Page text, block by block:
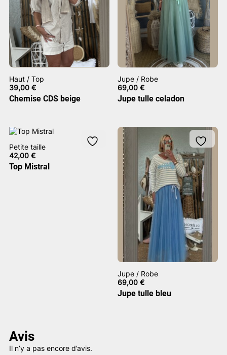
Haut / Top
39,00 €
Chemise CDS beige
Jupe / Robe
69,00€
Jupe tulle celadon
Petite taille
42,00 €
Top Mistral
Jupe / Robe
69,00€
Jupe tulle bleu
Avis
Il n’y a pas encore d’avis.